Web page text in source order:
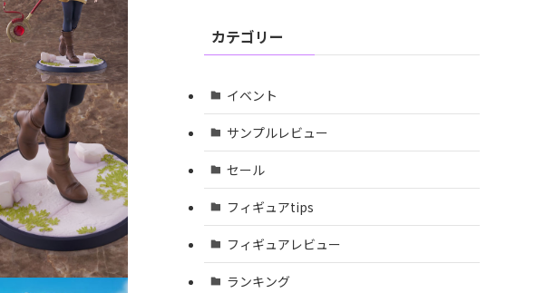
カテゴリー
イベント
サンプルレビュー
セール
フィギュアtips
フィギュアレビュー
ランキング